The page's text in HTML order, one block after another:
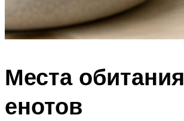
Места обитания
енотов